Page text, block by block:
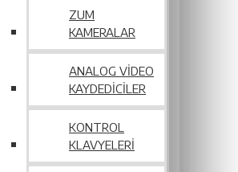
ZUM
KAMERALAR
ANALOG VIDEO
KAYDEDICILER
KONTROL
KLAVYELERI